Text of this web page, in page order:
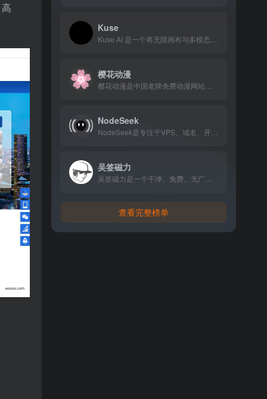
Kuse
樱花动漫
NodeSeek
吴签磁力
查看完整榜单